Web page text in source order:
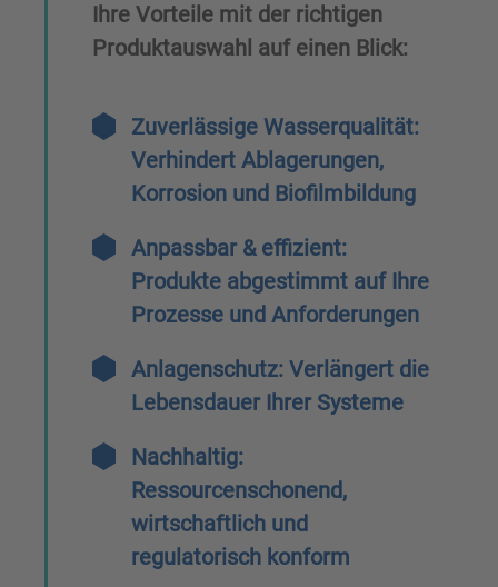
Ihre Vorteile mit der richtigen
Produktauswahl auf einen Blick:
Zuverlässige Wasserqualität:
Verhindert Ablagerungen,
Korrosion und Biofilmbildung
Anpassbar & effizient:
Produkte abgestimmt auf Ihre
Prozesse und Anforderungen
Anlagenschutz: Verlängert die
Lebensdauer Ihrer Systeme
Nachhaltig:
Ressourcenschonend,
wirtschaftlich und
regulatorisch konform